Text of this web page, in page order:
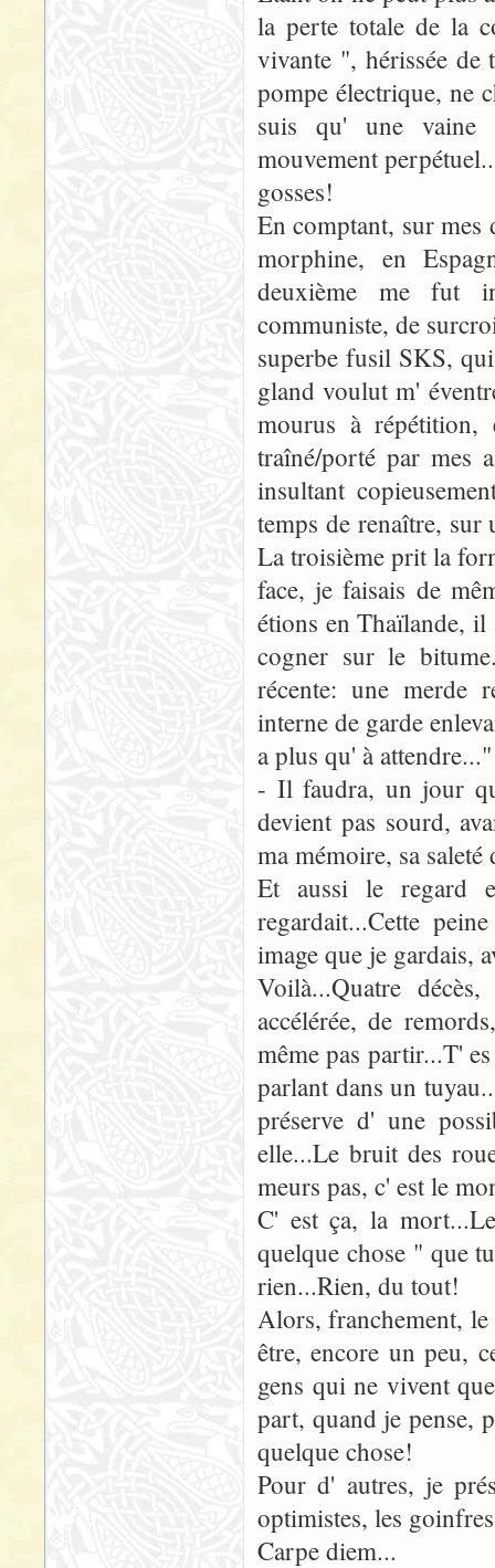
la perte totale de la
vivante ", hérissée
pompe électrique, ne
suis qu' une vaine
mouvement
gosses!
En comptant, sur
morphine, en
deuxième me fut
communiste, de
superbe fusil SKS,
gland voulut m'
mourus à
traîné/porté par mes
insultant
temps de renaître,
La troisième prit la
face, je faisais de
étions en Thaïlande,
cogner sur le
récente: une merde
interne de garde
a plus qu' à attendre..."
- Il faudra, un jour
devient pas sourd,
ma mémoire, sa
Et aussi le regard
regardait...Cette
image que je gardais,
Voilà...Quatre
accélérée, de
même pas partir...T'
parlant dans un
préserve d' une
elle...Le bruit des
meurs pas, c' est le
C' est ça, la
quelque chose " que
rien...Rien, du tout!
Alors, franchement, le
être, encore un peu,
gens qui ne vivent
part, quand je pense,
quelque chose!
Pour d' autres, je
optimistes, les
Carpe diem...